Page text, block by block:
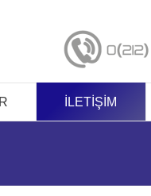
İLETIŞIM